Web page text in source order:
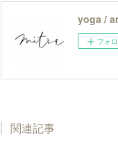
yoga /
フォ
関連記事